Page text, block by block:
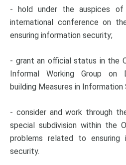
- hold under the auspices of
international conference on
ensuring information security;
- grant an official status in the
Informal Working Group on
building Measures in Information
- consider and work through
special subdivision within the
problems related to ensuring
security.